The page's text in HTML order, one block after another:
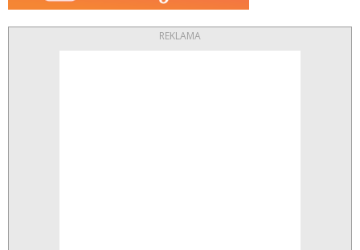
REKLAMA